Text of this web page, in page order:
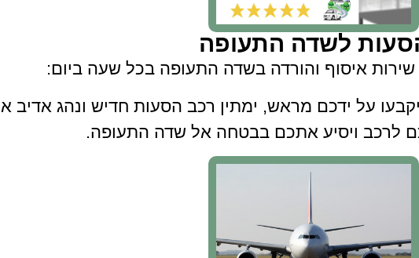
לשדה התעופה
איסוף והורדה בשדה התעופה בכל שעה ביום:
על ידכם מראש, ימתין רכב הסעות חדיש ונהג אדיב
לרכב ויסיע אתכם בבטחה אל שדה התעופה.